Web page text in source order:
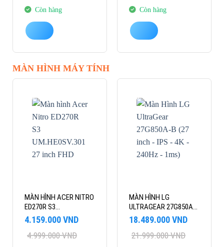
1.065.000 VND.
Còn hàng
3.199.000 VND.
Còn hàng
MÀN HÌNH MÁY TÍNH
-17%
MÀN HÌNH ACER NITRO
ED270R S3
UM.HE0SV.301 27 INCH
4.999.000VND
Giá
là:
4.159.000VND
Giá
tại
-16%
MÀN HÌNH LG
ULTRAGEAR 27G850A-B
(27 INCH – IPS – 4K –
21.999.000VND
Giá
là:
18.489.000VND
Giá
tại